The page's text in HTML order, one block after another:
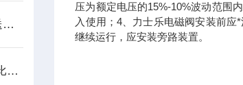
法国凯茂KIMO压力变送器分几种类型
美国proportion-air电气比例阀的结构原理
压为额定电压的15%-10%波动范围
入使用；4、力士乐电磁阀安装前
继续运行，应安装旁路装置。